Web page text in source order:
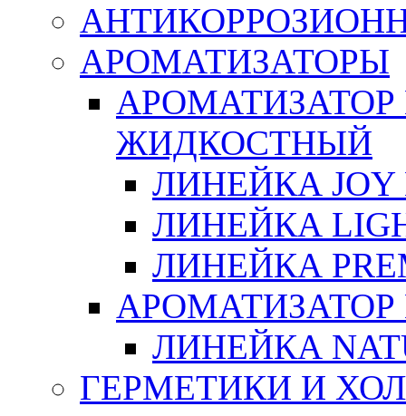
АРОМАТИЗАТОРЫ
ЖИДКОСТНЫЙ
ЛИНЕЙКА JOY
ЛИНЕЙКА
ЛИНЕЙКА
ЛИНЕЙКА
ГЕРМЕТИКИ И